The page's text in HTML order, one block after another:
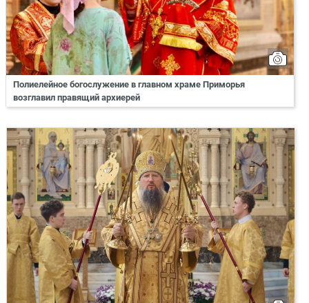
Полиелейное богослужение в главном храме Приморья
возглавил правящий архиерей